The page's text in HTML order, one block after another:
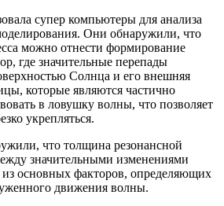
супер компьютеры для анализа
Они обнаружили, что
можно отнести формирование
где значительные перепады
Солнца и его внешняя
которые являются частично
в ловушку волны, что позволяет
укрепляться.
что толщина резонансной
значительными изменениями
основных факторов, определяющих
движения волны.